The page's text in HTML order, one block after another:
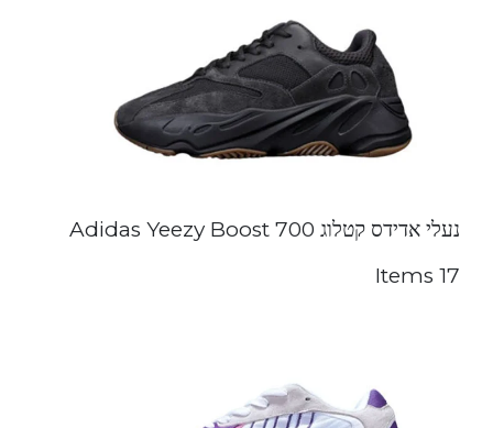
נעלי אדידס קטלוג Adidas Yeezy Boost 700
17 Items